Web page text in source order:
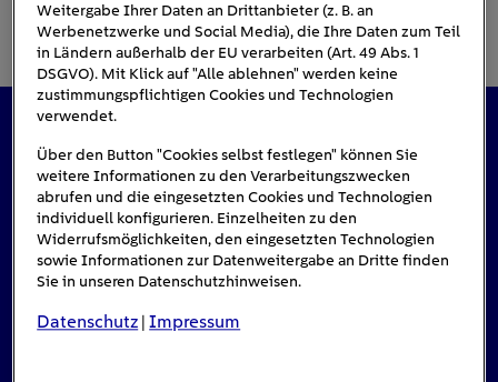
Das könnte Sie auch interessieren
Weitergabe Ihrer Daten an Drittanbieter (z. B. an
Werbenetzwerke und Social Media), die Ihre Daten zum Teil
in Ländern außerhalb der EU verarbeiten (Art. 49 Abs. 1
DSGVO). Mit Klick auf "Alle ablehnen" werden keine
zustimmungspflichtigen Cookies und Technologien
verwendet.
Über den Button "Cookies selbst festlegen" können Sie
weitere Informationen zu den Verarbeitungszwecken
abrufen und die eingesetzten Cookies und Technologien
individuell konfigurieren. Einzelheiten zu den
Widerrufsmöglichkeiten, den eingesetzten Technologien
sowie Informationen zur Datenweitergabe an Dritte finden
Sie in unseren Datenschutzhinweisen.
Datenschutz |Impressum